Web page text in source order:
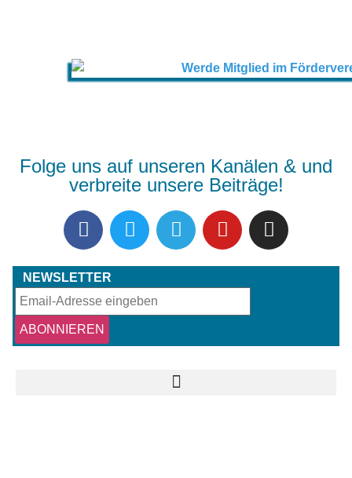
Folge uns auf unseren Kanälen & und
verbreite unsere Beiträge!
NEWSLETTER